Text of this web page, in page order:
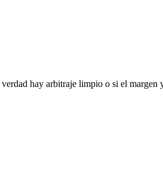
hay arbitraje limpio o si el margen